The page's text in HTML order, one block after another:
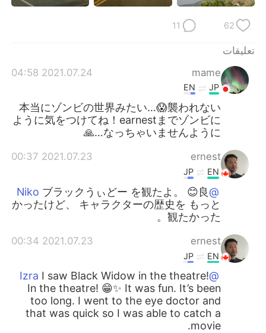
Türkçe Tiếng Việt
62
11
تعليقات
mame
2021.07.24 04:58
JP
EN
本当にゾンビの世界みたい…😱襲われない
ように気をつけてね！earnestまでゾンビに
なっちゃいませんように…🙏
ernest
2021.07.23 00:37
EN
JP
@Niko
ブラックうぃどー を観たよ。 😊良
かったけど、 キャラクターの歴史を もっと
観たかった。
ernest
2021.07.23 00:34
EN
JP
@Izra
I saw Black Widow in the theatre!
In the theatre! 😁✨ It was fun. It’s been
too long. I went to the eye doctor and
that was quick so I was able to catch a
movie.